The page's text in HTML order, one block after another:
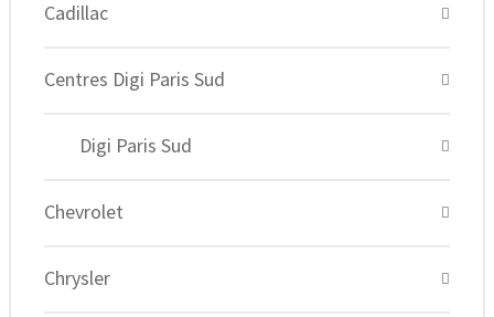
Cadillac
Centres Digi Paris Sud
Digi Paris Sud
Chevrolet
Chrysler